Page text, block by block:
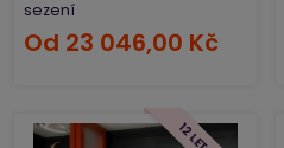
sezení
Od 23 046,00 Kč